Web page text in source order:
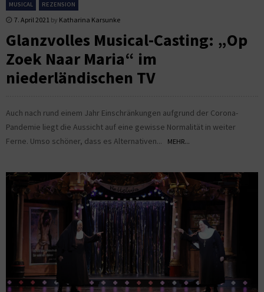
MUSICAL REZENSION
7. April 2021 by Katharina Karsunke
Glanzvolles Musical-Casting: „Op
Zoek Naar Maria“ im
niederländischen TV
Auch nach rund einem Jahr Einschränkungen aufgrund der Corona-
Pandemie liegt die Aussicht auf eine gewisse Normalität in weiter
Ferne. Umso schöner, dass es Alternativen...
MEHR...